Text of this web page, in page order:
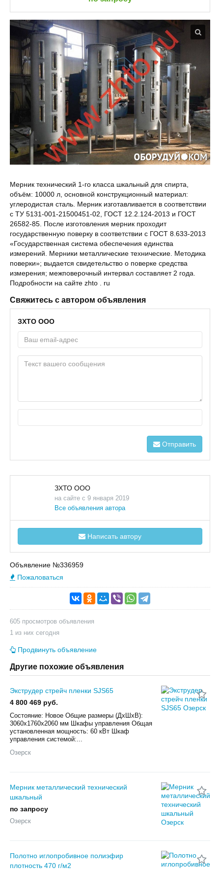
Мерник технический 1-го класса шкальный для спирта,
объём: 10000 л, основной конструкционный материал:
углеродистая сталь. Мерник изготавливается в соответствии
с ТУ 5131-001-21500451-02, ГОСТ 12.2.124-2013 и ГОСТ
26582-85. После изготовления мерник проходит
государственную поверку в соответствии с ГОСТ 8.633-2013
«Государственная система обеспечения единства
измерений. Мерники металлические технические. Методика
поверки»; выдается свидетельство о поверке средства
измерения; межповерочный интервал составляет 2 года.
Подробности на сайте zhto . ru
Свяжитесь с автором объявления
ЗХТО ООО
Отправить
ЗХТО ООО
на сайте с 9 января 2019
Все объявления автора
Написать автору
Объявление №336959
Пожаловаться
605 просмотров объявления
1 из них сегодня
Продвинуть объявление
Другие похожие объявления
Экструдер стрейч пленки SJS65
4 800 469 руб.
Состояние: Новое Общие размеры (ДхШхВ):
3060x1760x2060 мм Шкафы управления Общая
установленная мощность: 60 кВт Шкаф
управления системой:...
Озерск
Мерник металлический технический
шкальный
по запросу
Озерск
Полотно иглопробивное полиэфир
плотность 470 г/м2